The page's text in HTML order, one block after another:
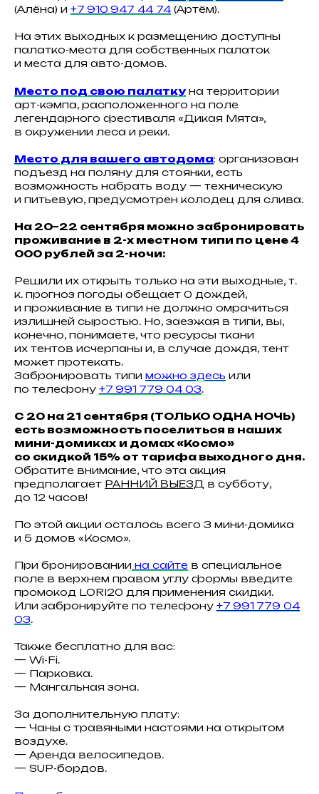
(Алёна) и +7 910 947 44 74(Артём).
На этих выходных к размещению доступны
палатко-места для собственных палаток
и места для авто-домов.
Место под свою палаткуна территории
арт-кэмпа, расположенного на поле
легендарного фестиваля «Дикая Мята»,
в окружении леса и реки.
Место для вашего автодома: организован
подъезд на поляну для стоянки, есть
возможность набрать воду — техническую
и питьевую, предусмотрен колодец для слива.
На 20−22 сентября можно забронировать
проживание в 2-х местном типи по цене 4
000 рублей за 2-ночи:
Решили их открыть только на эти выходные, т.
к. прогноз погоды обещает 0 дождей,
и проживание в типи не должно омрачиться
излишней сыростью. Но, заезжая в типи, вы,
конечно, понимаете, что ресурсы ткани
их тентов исчерпаны и, в случае дождя, тент
может протекать.
Забронировать типи можно здесь или
по телефону +7 991 779 04 03.
С 20 на 21 сентября (ТОЛЬКО ОДНА НОЧЬ)
есть возможность поселиться в наших
мини-домиках и домах «Космо»
со скидкой 15% от тарифа выходного дня.
Обратите внимание, что эта акция
предполагает РАННИЙ ВЫЕЗД в субботу,
до 12 часов!
По этой акции осталось всего 3 мини-домика
и 5 домов «Космо».
При бронировании на сайте в специальное
поле в верхнем правом углу формы введите
промокод LORI20 для применения скидки.
Или забронируйте по телефону +7 991 779 04
03.
Также бесплатно для вас:
— Wi-Fi.
— Парковка.
— Мангальная зона.
За дополнительную плату:
— Чаны с травяными настоями на открытом
воздухе.
— Аренда велосипедов.
— SUP-бордов.